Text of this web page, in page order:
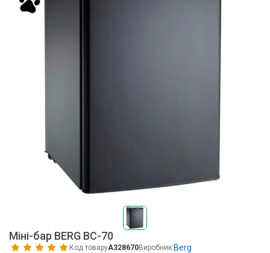
Міні-бар BERG BC-70
Код товаруA328670Виробник:Berg